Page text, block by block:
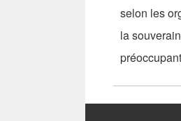
selon les
la